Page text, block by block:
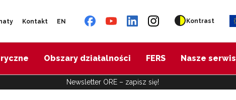
Kontakt EN Kontrast
Obszary działalności FERS Nasze
Newsletter ORE – zapisz się!